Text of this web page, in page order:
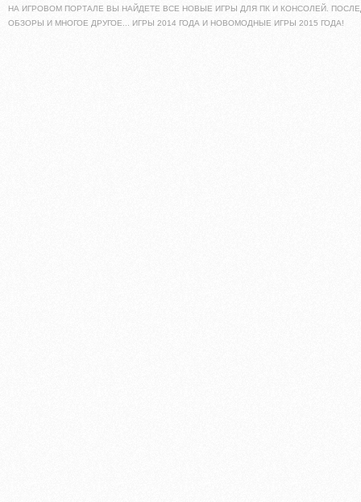
НА ИГРОВОМ ПОРТАЛЕ ВЫ НАЙДЕТЕ ВСЕ НОВЫЕ ИГРЫ ДЛЯ ПК И КОНСОЛЕЙ.
ОБЗОРЫ И МНОГОЕ ДРУГОЕ... ИГРЫ 2014 ГОДА И НОВОМОДНЫЕ ИГРЫ 2015 ГОДА!